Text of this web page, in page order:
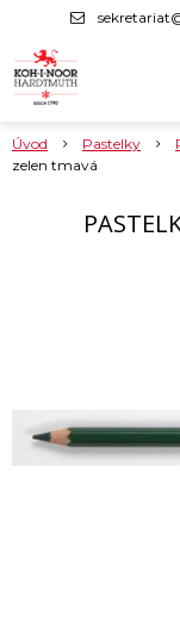
Úvod Pastelky
zelen tmavá